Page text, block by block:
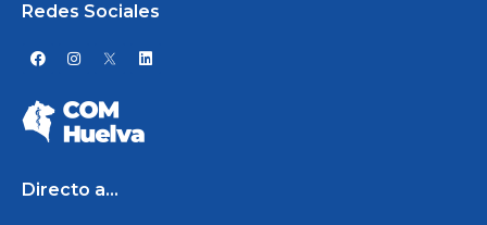
Redes Sociales
F
a
e
b
o
o
I
n
a
g
r
L
i
i
Directo a...